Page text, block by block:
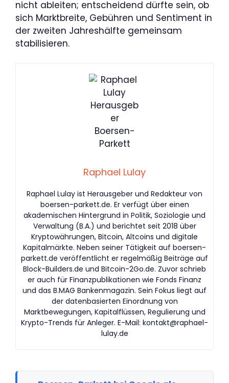
nicht ableiten; entscheidend dürfte sein, ob
sich Marktbreite, Gebühren und Sentiment in
der zweiten Jahreshälfte gemeinsam
stabilisieren.
Raphael Lulay
Raphael Lulay ist Herausgeber und Redakteur von
boersen-parkett.de. Er verfügt über einen
akademischen Hintergrund in Politik, Soziologie und
Verwaltung (B.A.) und berichtet seit 2018 über
Kryptowährungen, Bitcoin, Altcoins und digitale
Kapitalmärkte. Neben seiner Tätigkeit auf boersen-
parkett.de veröffentlicht er regelmäßig Beiträge auf
Block-Builders.de und Bitcoin-2Go.de. Zuvor schrieb
er auch für Finanzpublikationen wie Fonds Finanz
und das B.MAG Bankenmagazin. Sein Fokus liegt auf
der datenbasierten Einordnung von
Marktbewegungen, Kapitalflüssen, Regulierung und
Krypto-Trends für Anleger. E-Mail: kontakt@raphael-
lulay.de